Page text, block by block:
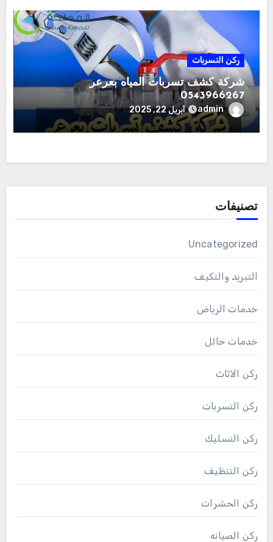
ركن التسربات
شركة كشف تسربات المياه بعرعر
0543966267
admin أبريل 22, 2025
تصنيفات
Uncategorized
التبريد والتكيف
خدمات الرياض
خدمات حائل
ركن الاثاث
ركن التسربات
ركن التسليك
ركن التنظيف
ركن الحشرات
ركن الصيانه